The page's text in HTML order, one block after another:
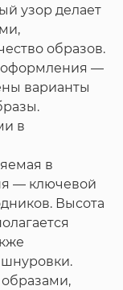
узор делает
образов.
оформления —
варианты
в
в
— ключевой
Высота